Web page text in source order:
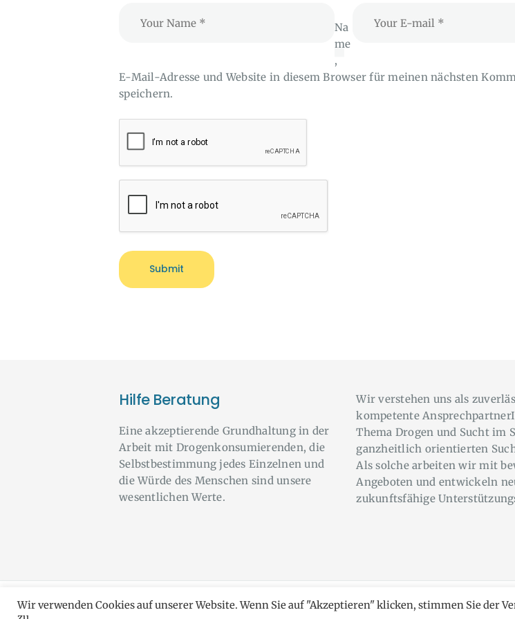
Na
me
,
E-Mail-Adresse und Website in diesem Browser für meinen nächsten
speichern.
Hilfe Beratung
Eine akzeptierende Grundhaltung in der
Arbeit mit Drogenkonsumierenden, die
Selbstbestimmung jedes Einzelnen und
die Würde des Menschen sind unsere
wesentlichen Werte.
Wir verstehen uns als
kompetente
Thema Drogen und Sucht im
ganzheitlich orientierten
Als solche arbeiten wir mit
Angeboten und entwickeln
zukunftsfähige
do it yourself © Alle Rechte vorbehaltenAGB &
Wir verwenden Cookies auf unserer Website. Wenn Sie auf "Akzeptieren" klicken, stimmen Sie der